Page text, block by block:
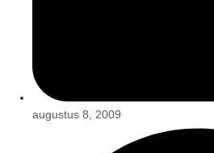
augustus 8, 2009